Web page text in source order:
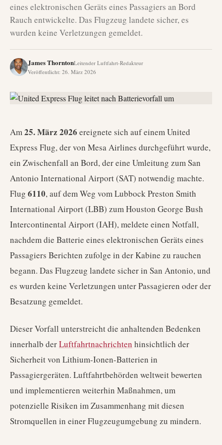
eines elektronischen Geräts eines Passagiers an Bord
Rauch entwickelte. Das Flugzeug landete sicher, es
wurden keine Verletzungen gemeldet.
James ThorntonLeitender Luftfahrt-Redakteur
Veröffentlicht: 26. März 2026
Am25. März 2026 ereignete sich auf einem United
Express Flug, der von Mesa Airlines durchgeführt wurde,
ein Zwischenfall an Bord, der eine Umleitung zum San
Antonio International Airport (SAT) notwendig machte.
Flug 6110, auf dem Weg vom Lubbock Preston Smith
International Airport (LBB) zum Houston George Bush
Intercontinental Airport (IAH), meldete einen Notfall,
nachdem die Batterie eines elektronischen Geräts eines
Passagiers Berichten zufolge in der Kabine zu rauchen
begann. Das Flugzeug landete sicher in San Antonio, und
es wurden keine Verletzungen unter Passagieren oder der
Besatzung gemeldet.
Dieser Vorfall unterstreicht die anhaltenden Bedenken
innerhalb derLuftfahrtnachrichten hinsichtlich der
Sicherheit von Lithium-Ionen-Batterien in
Passagiergeräten. Luftfahrtbehörden weltweit bewerten
und implementieren weiterhin Maßnahmen, um
potenzielle Risiken im Zusammenhang mit diesen
Stromquellen in einer Flugzeugumgebung zu mindern.